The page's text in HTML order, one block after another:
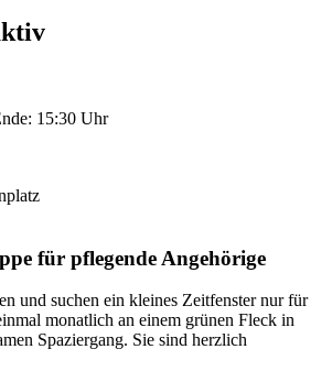
15:30 Uhr
für pflegende Angehörige
und suchen ein kleines Zeitfenster nur für
monatlich an einem grünen Fleck in
Spaziergang. Sie sind herzlich